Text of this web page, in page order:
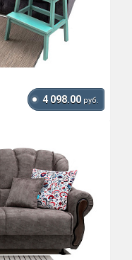
4 098.00 руб.